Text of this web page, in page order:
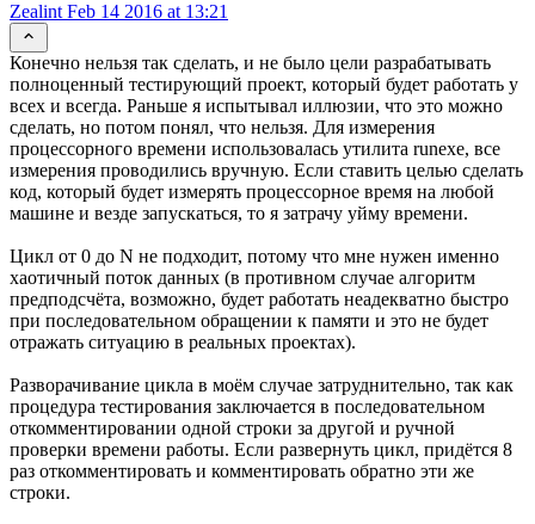
Zealint Feb 14 2016 at 13:21
Конечно нельзя так сделать, и не было цели разрабатывать
полноценный тестирующий проект, который будет работать у
всех и всегда. Раньше я испытывал иллюзии, что это можно
сделать, но потом понял, что нельзя. Для измерения
процессорного времени использовалась утилита runexe, все
измерения проводились вручную. Если ставить целью сделать
код, который будет измерять процессорное время на любой
машине и везде запускаться, то я затрачу уйму времени.
Цикл от 0 до N не подходит, потому что мне нужен именно
хаотичный поток данных (в противном случае алгоритм
предподсчёта, возможно, будет работать неадекватно быстро
при последовательном обращении к памяти и это не будет
отражать ситуацию в реальных проектах).
Разворачивание цикла в моём случае затруднительно, так как
процедура тестирования заключается в последовательном
откомментировании одной строки за другой и ручной
проверки времени работы. Если развернуть цикл, придётся 8
раз откомментировать и комментировать обратно эти же
строки.